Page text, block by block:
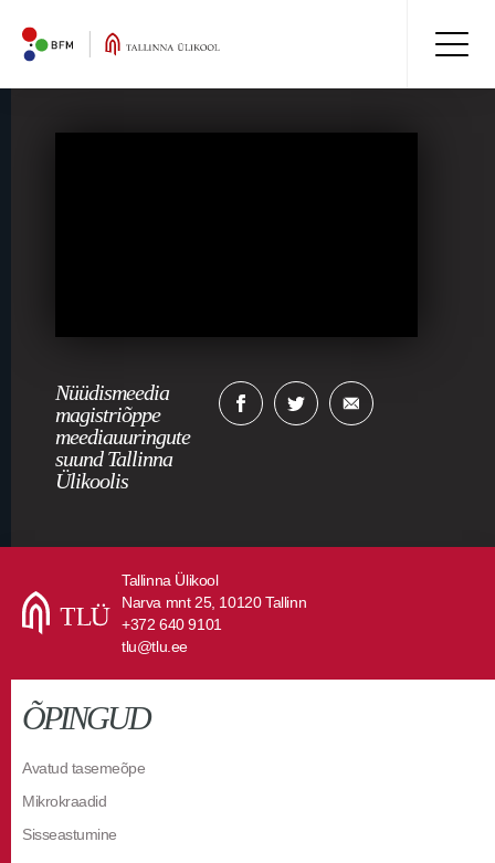
Nüüdismeedia
magistriõppe
meediauuringute
suund Tallinna
Ülikoolis
Tallinna Ülikool
Narva mnt 25, 10120 Tallinn
+372 640 9101
tlu@tlu.ee
ÕPINGUD
Avatud tasemeõpe
Mikrokraadid
Sisseastumine